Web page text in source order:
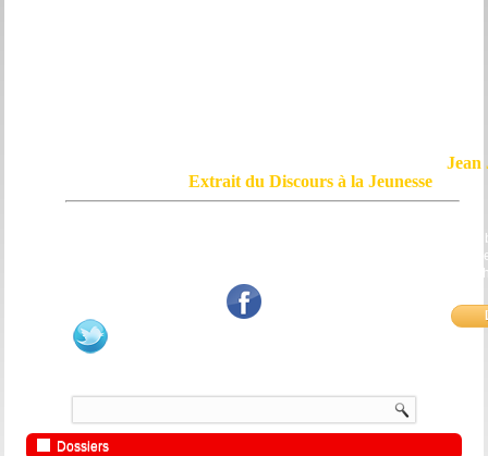
Jean
Extrait du Discours à la Jeunesse
mensonge triomphant qui passe, et de ne pas faire écho, de notre
bouche et de nos mains aux applaudissements imbéciles et aux
Dossiers